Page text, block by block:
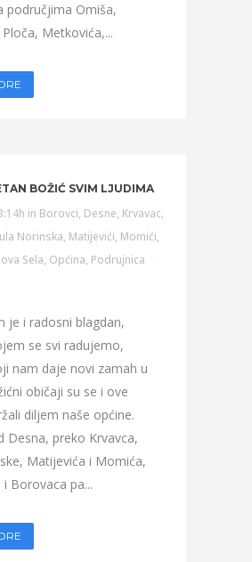
područjima Omiša,
Metkovića,...
BOŽIĆ SVIM LJUDIMA
in Borovci, Desne, Krvavac,
Norinska, Matijevići, Momići,
Sela, Općina, Podrujnica
je i radosni blagdan,
se svi radujemo,
nam daje novi zamah u
običaji su se i ove
diljem naše općine.
Desna, preko Krvavca,
Matijevića i Momića,
i Borovaca pa...